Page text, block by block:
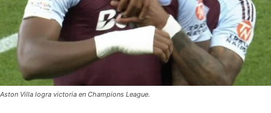
Aston Villa logra victoria en Champions League.